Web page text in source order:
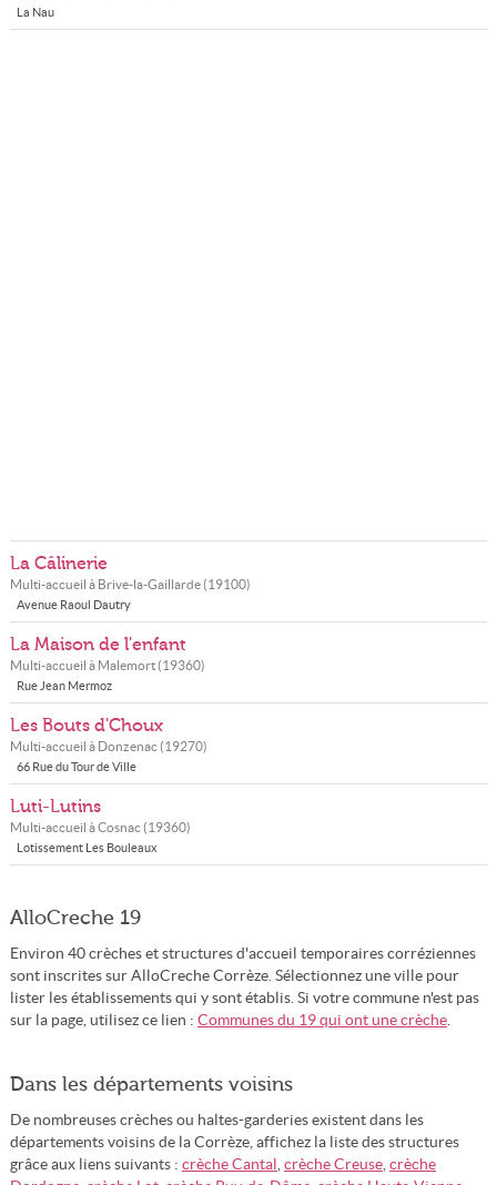
La Nau
La Câlinerie
Multi-accueil à Brive-la-Gaillarde(19100)
Avenue Raoul Dautry
La Maison de l'enfant
Multi-accueil à Malemort(19360)
Rue Jean Mermoz
Les Bouts d'Choux
Multi-accueil à Donzenac(19270)
66 Rue du Tour de Ville
Luti-Lutins
Multi-accueil àCosnac(19360)
Lotissement Les Bouleaux
AlloCreche 19
Environ 40 crèches et structures d'accueil temporaires corréziennes
sont inscrites sur AlloCreche Corrèze. Sélectionnez une ville pour
lister les établissements qui y sont établis. Si votre commune n'est pas
sur la page, utilisez ce lien : Communes du 19 qui ont une crèche.
Dans les départements voisins
De nombreuses crèches ou haltes-garderies existent dans les
départements voisins de la Corrèze, affichez la liste des structures
grâce aux liens suivants : crèche Cantal , crèche Creuse, crèche